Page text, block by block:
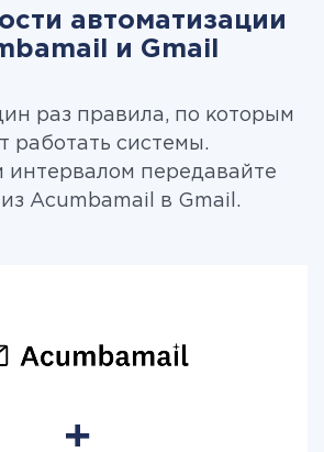
автоматизации
и Gmail
раз правила, по которым
работать системы.
интервалом передавайте
Acumbamail в Gmail.